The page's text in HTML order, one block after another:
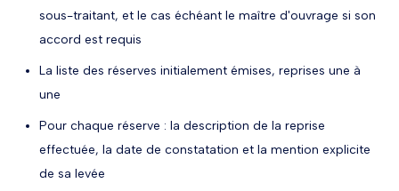
sous-traitant, et le cas échéant le maître d'ouvrage si son
accord est requis
La liste des réserves initialement émises, reprises une à
une
Pour chaque réserve : la description de la reprise
effectuée, la date de constatation et la mention explicite
de sa levée